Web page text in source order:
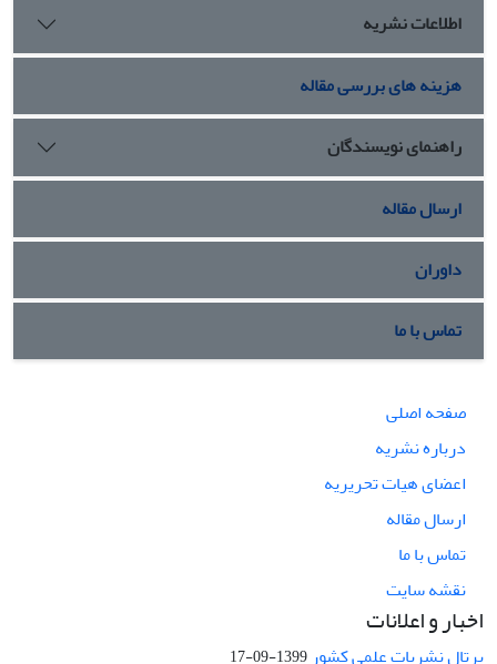
اطلاعات نشریه
هزینه های بررسی مقاله
راهنمای نویسندگان
ارسال مقاله
داوران
تماس با ما
صفحه اصلی
درباره نشریه
اعضای هیات تحریریه
ارسال مقاله
تماس با ما
نقشه سایت
اخبار و اعلانات
پرتال نشریات علمی کشور 1399-09-17